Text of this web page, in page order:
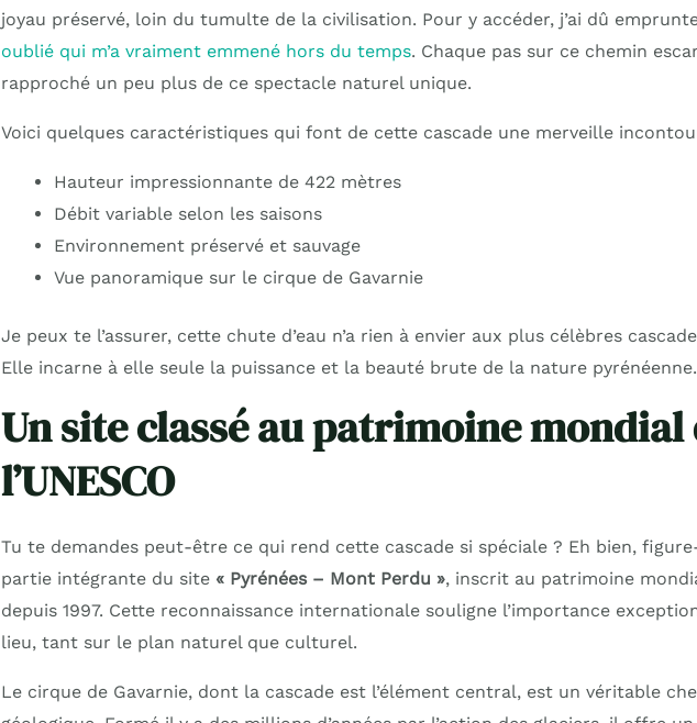
joyau préservé, loin du tumulte de la civilisation. Pour y accéder, j’ai dû
oublié qui m’a vraiment emmené hors du temps. Chaque pas sur ce chemin
rapproché un peu plus de ce spectacle naturel unique.
Voici quelques caractéristiques qui font de cette cascade une merveille
Hauteur impressionnante de 422 mètres
Débit variable selon les saisons
Environnement préservé et sauvage
Vue panoramique sur le cirque de Gavarnie
Je peux te l’assurer, cette chute d’eau n’a rien à envier aux plus célèbres
Elle incarne à elle seule la puissance et la beauté brute de la nature pyrénéenne.
Un site classé au patrimoine mondial
l’UNESCO
Tu te demandes peut-être ce qui rend cette cascade si spéciale ? Eh bien,
partie intégrante du site « Pyrénées – Mont Perdu », inscrit au patrimoine
depuis 1997. Cette reconnaissance internationale souligne l’importance
lieu, tant sur le plan naturel que culturel.
Le cirque de Gavarnie, dont la cascade est l’élément central, est un véritable